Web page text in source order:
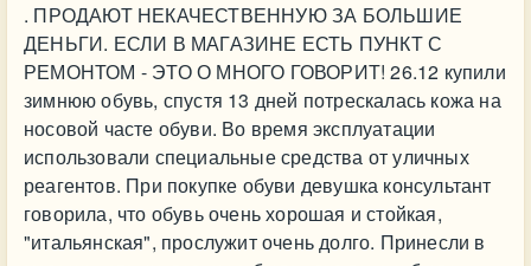
. ПРОДАЮТ НЕКАЧЕСТВЕННУЮ ЗА БОЛЬШИЕ
ДЕНЬГИ. ЕСЛИ В МАГАЗИНЕ ЕСТЬ ПУНКТ С
РЕМОНТОМ - ЭТО О МНОГО ГОВОРИТ! 26.12 купили
зимнюю обувь, спустя 13 дней потрескалась кожа на
носовой часте обуви. Во время эксплуатации
использовали специальные средства от уличных
реагентов. При покупке обуви девушка консультант
говорила, что обувь очень хорошая и стойкая,
"итальянская", прослужит очень долго. Принесли в